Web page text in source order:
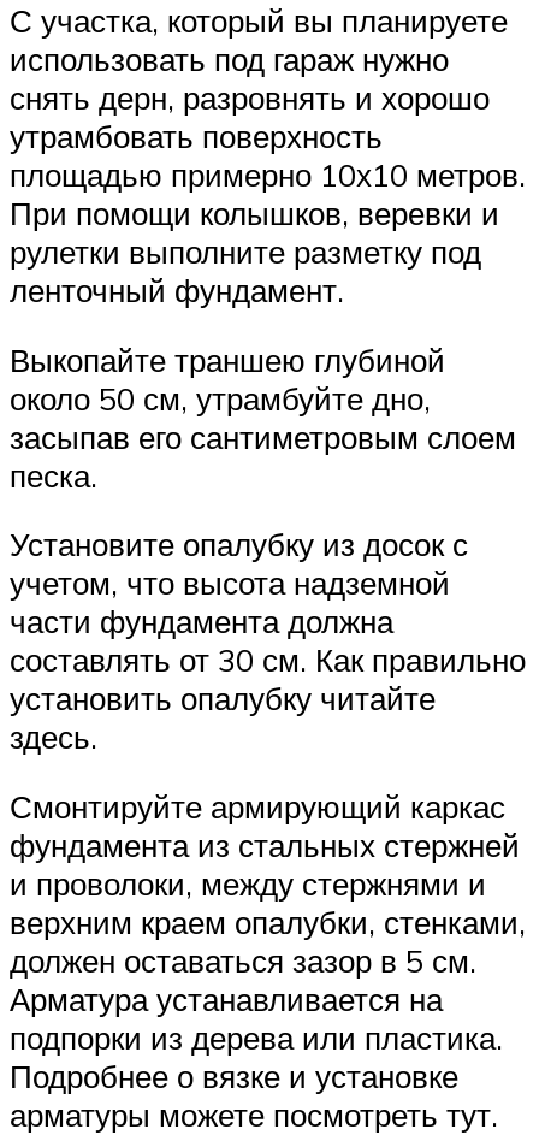
С участка, который вы планируете
использовать под гараж нужно
снять дерн, разровнять и хорошо
утрамбовать поверхность
площадью примерно 10х10 метров.
При помощи колышков, веревки и
рулетки выполните разметку под
ленточный фундамент.
Выкопайте траншею глубиной
около 50 см, утрамбуйте дно,
засыпав его сантиметровым слоем
песка.
Установите опалубку из досок с
учетом, что высота надземной
части фундамента должна
составлять от 30 см. Как правильно
установить опалубку читайте
здесь.
Смонтируйте армирующий каркас
фундамента из стальных стержней
и проволоки, между стержнями и
верхним краем опалубки, стенками,
должен оставаться зазор в 5 см.
Арматура устанавливается на
подпорки из дерева или пластика.
Подробнее о вязке и установке
арматуры можете посмотреть тут.